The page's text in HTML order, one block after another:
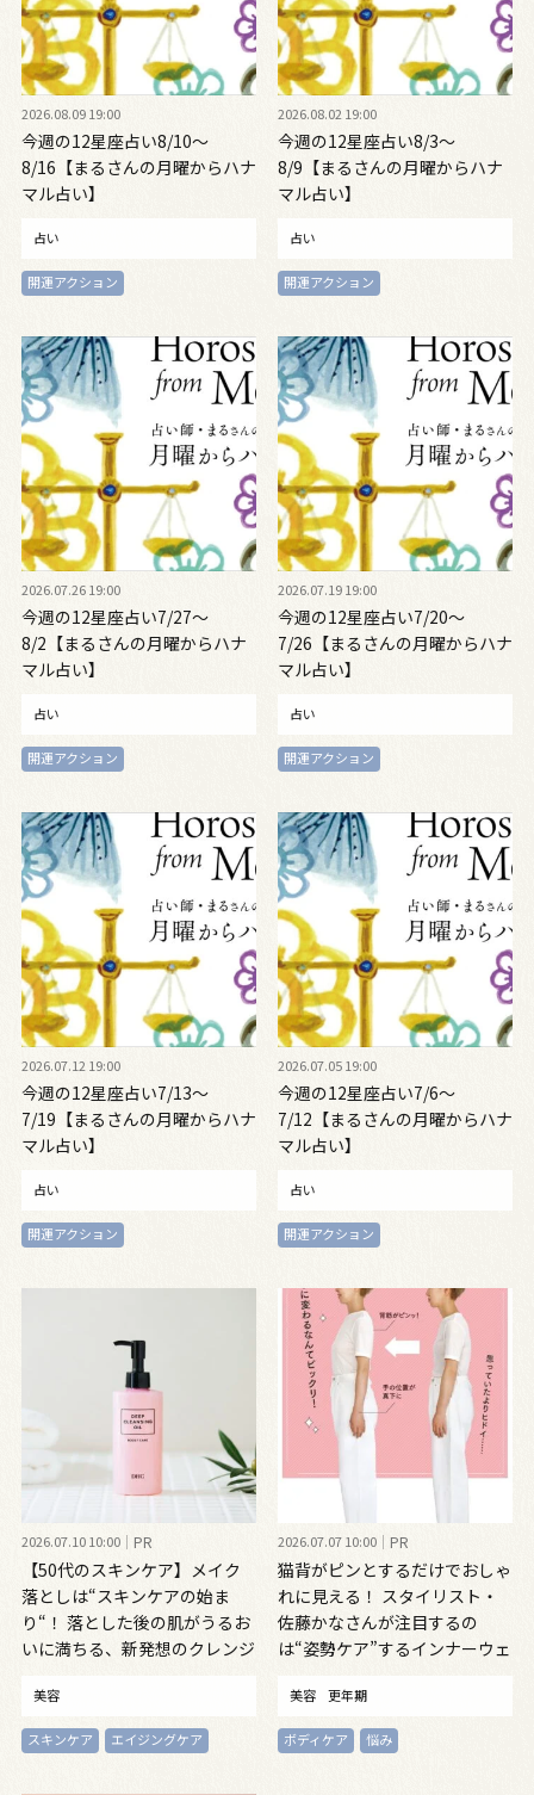
2026.08.09 19:00
今週の12星座占い8/10～
8/16【まるさんの月曜からハナ
マル占い】
占い
開運アクション
2026.08.02 19:00
今週の12星座占い8/3～
8/9【まるさんの月曜からハナ
マル占い】
占い
開運アクション
2026.07.26 19:00
今週の12星座占い7/27～
8/2【まるさんの月曜からハナ
マル占い】
占い
開運アクション
2026.07.19 19:00
今週の12星座占い7/20～
7/26【まるさんの月曜からハナ
マル占い】
占い
開運アクション
2026.07.12 19:00
今週の12星座占い7/13～
7/19【まるさんの月曜からハナ
マル占い】
占い
開運アクション
2026.07.05 19:00
今週の12星座占い7/6～
7/12【まるさんの月曜からハナ
マル占い】
占い
開運アクション
2026.07.10 10:00 PR
【50代のスキンケア】メイク
落としは“スキンケアの始ま
り“！ 落とした後の肌がうるお
いに満ちる、新発想のクレンジ
美容
スキンケア エイジングケア
2026.07.07 10:00 PR
猫背がピンとするだけでおしゃ
れに見える！ スタイリスト・
佐藤かなさんが注目するの
は“姿勢ケア”するインナーウェ
美容 更年期
ボディケア 悩み